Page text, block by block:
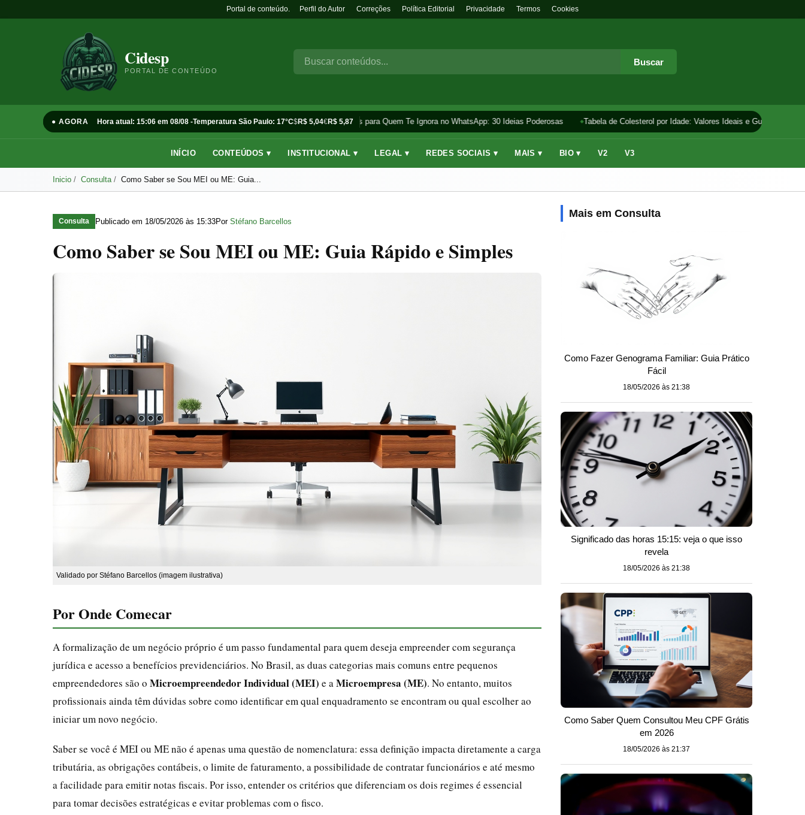
Portal de conteúdo. Perfil do Autor Correções Política Editorial Privacidade Termos Cookies
Cidesp
PORTAL DE CONTEÚDO
Buscar
● AGORA Hora atual: 15:06 em 08/08 -Temperatura São Paulo: 17°C$R$ 5,04€R$ 5,87
Frases para Quem Te Ignora no WhatsApp: 30 Ideias Poderosas Tabela de Colesterol por Idade: Valores Ideais e Guia
INÍCIO CONTEÚDOS ▾ INSTITUCIONAL ▾ LEGAL ▾ REDES SOCIAIS ▾ MAIS ▾ BIO ▾ V2 V3
Inicio Consulta Como Saber se Sou MEI ou ME: Guia...
Consulta Publicado em 18/05/2026 às 15:33Por Stéfano Barcellos
Como Saber se Sou MEI ou ME: Guia Rápido e Simples
Validado por Stéfano Barcellos (imagem ilustrativa)
Por Onde Comecar
A formalização de um negócio próprio é um passo fundamental para quem deseja empreender com segurança
jurídica e acesso a benefícios previdenciários. No Brasil, as duas categorias mais comuns entre pequenos
empreendedores são o Microempreendedor Individual (MEI) e a Microempresa (ME). No entanto, muitos
profissionais ainda têm dúvidas sobre como identificar em qual enquadramento se encontram ou qual escolher ao
iniciar um novo negócio.
Saber se você é MEI ou ME não é apenas uma questão de nomenclatura: essa definição impacta diretamente a carga
tributária, as obrigações contábeis, o limite de faturamento, a possibilidade de contratar funcionários e até mesmo
a facilidade para emitir notas fiscais. Por isso, entender os critérios que diferenciam os dois regimes é essencial
para tomar decisões estratégicas e evitar problemas com o fisco.
Mais em Consulta
Como Fazer Genograma Familiar: Guia Prático
Fácil
18/05/2026 às 21:38
Significado das horas 15:15: veja o que isso
revela
18/05/2026 às 21:38
Como Saber Quem Consultou Meu CPF Grátis
em 2026
18/05/2026 às 21:37